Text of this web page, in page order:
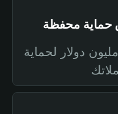
صندوق حماية بقيمة 300 مليون دولار لحماية